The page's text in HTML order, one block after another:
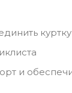
и